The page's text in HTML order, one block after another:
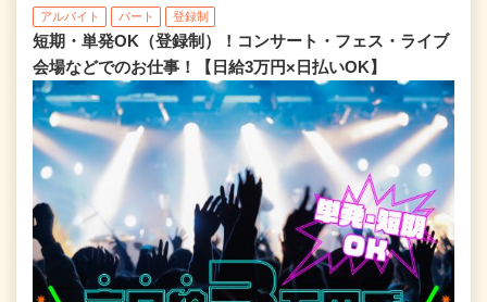
アルバイト パート 登録制
短期・単発OK（登録制）！コンサート・フェス・ライブ
会場などでのお仕事！【日給3万円×日払いOK】